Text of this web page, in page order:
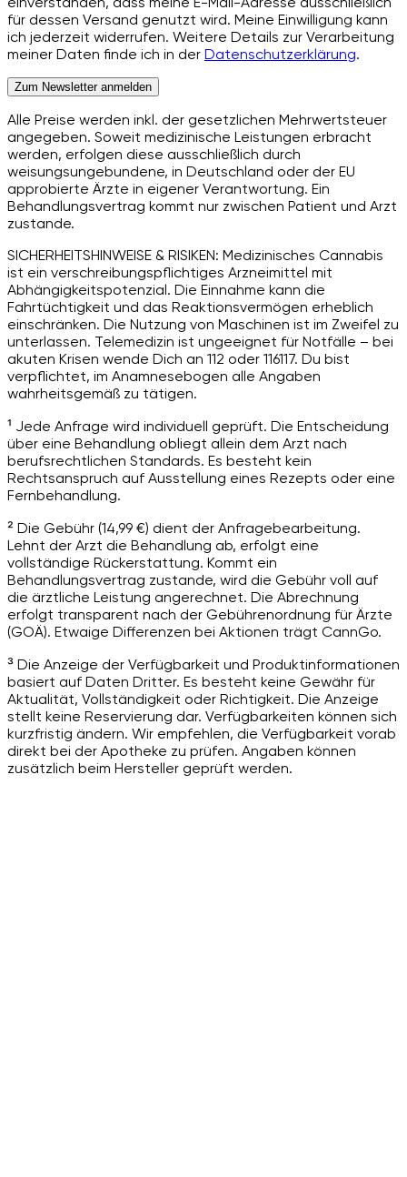
für dessen Versand genutzt wird. Meine Einwilligung kann
ich jederzeit widerrufen. Weitere Details zur Verarbeitung
meiner Daten finde ich in der Datenschutzerklärung.
Zum Newsletter anmelden
Alle Preise werden inkl. der gesetzlichen Mehrwertsteuer
angegeben. Soweit medizinische Leistungen erbracht
werden, erfolgen diese ausschließlich durch
weisungsungebundene, in Deutschland oder der EU
approbierte Ärzte in eigener Verantwortung. Ein
Behandlungsvertrag kommt nur zwischen Patient und Arzt
zustande.
SICHERHEITSHINWEISE & RISIKEN: Medizinisches Cannabis
ist ein verschreibungspflichtiges Arzneimittel mit
Abhängigkeitspotenzial. Die Einnahme kann die
Fahrtüchtigkeit und das Reaktionsvermögen erheblich
einschränken. Die Nutzung von Maschinen ist im Zweifel zu
unterlassen. Telemedizin ist ungeeignet für Notfälle – bei
akuten Krisen wende Dich an 112 oder 116117. Du bist
verpflichtet, im Anamnesebogen alle Angaben
wahrheitsgemäß zu tätigen.
¹ Jede Anfrage wird individuell geprüft. Die Entscheidung
über eine Behandlung obliegt allein dem Arzt nach
berufsrechtlichen Standards. Es besteht kein
Rechtsanspruch auf Ausstellung eines Rezepts oder eine
Fernbehandlung.
² Die Gebühr (14,99 €) dient der Anfragebearbeitung.
Lehnt der Arzt die Behandlung ab, erfolgt eine
vollständige Rückerstattung. Kommt ein
Behandlungsvertrag zustande, wird die Gebühr voll auf
die ärztliche Leistung angerechnet. Die Abrechnung
erfolgt transparent nach der Gebührenordnung für Ärzte
(GOÄ). Etwaige Differenzen bei Aktionen trägt CannGo.
³ Die Anzeige der Verfügbarkeit und Produktinformationen
basiert auf Daten Dritter. Es besteht keine Gewähr für
Aktualität, Vollständigkeit oder Richtigkeit. Die Anzeige
stellt keine Reservierung dar. Verfügbarkeiten können sich
kurzfristig ändern. Wir empfehlen, die Verfügbarkeit vorab
direkt bei der Apotheke zu prüfen. Angaben können
zusätzlich beim Hersteller geprüft werden.